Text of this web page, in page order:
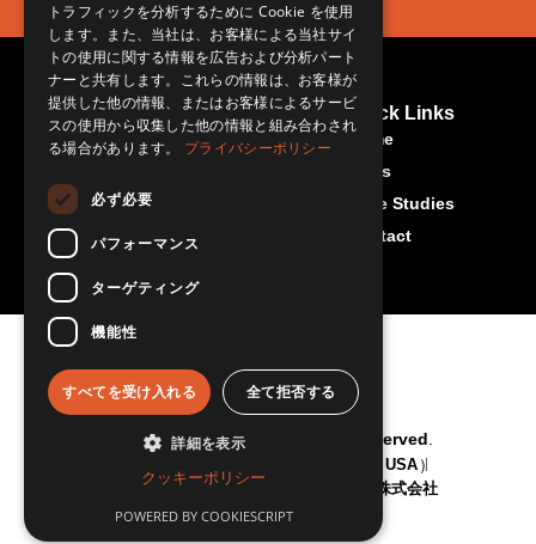
© RSET Japan 2026 All Rights Reserved.
"RSET" is a trademark of RSET inc. (USA)
「RSET Japan」日本国内管理：明段舎株式会社
More About Us
Rset-Japan.com
Quick Links
Home
News
Case Studies
Contact
Contact Us
info@rset-
トラフィックを分析するために Cookie を使用
します。また、当社は、お客様による当社サイ
トの使用に関する情報を広告および分析パート
ナーと共有します。これらの情報は、お客様が
提供した他の情報、またはお客様によるサービ
スの使用から収集した他の情報と組み合わされ
る場合があります。 プライバシーポリシー
必ず必要
パフォーマンス
ターゲティング
機能性
すべてを受け入れる 全て拒否する
詳細を表示
クッキーポリシー
POWERED BY COOKIESCRIPT